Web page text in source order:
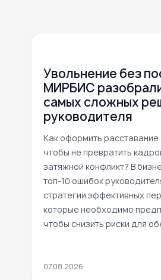
Увольнение без
МИРБИС
самых сложных
руководителя
Как оформить расставание
чтобы не превратить
затяжной конфликт? В
топ-10 ошибок
стратегии эффективных
которые необходимо
чтобы снизить риски для
07.08.2026